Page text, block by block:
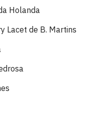
Holanda
Lacet de B. Martins